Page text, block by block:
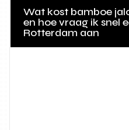
Wat kost bamboe
en hoe vraag ik snel
Rotterdam aan